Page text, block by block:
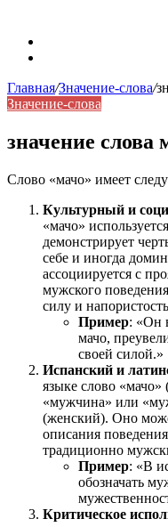
Главная/Значение-слова/
Значение-слова
значение слова
Слово «мачо» имеет
Культурный и
«мачо»
демонстрирует
себе и иногда
ассоциируется с
мужского
силу и
Пример: «Он
мачо,
своей силой.»
Испанский и
языке слово «мачо»
«мужчина» или
(женский). Оно
описания
традиционно
Пример: «В
обозначать
Критическое